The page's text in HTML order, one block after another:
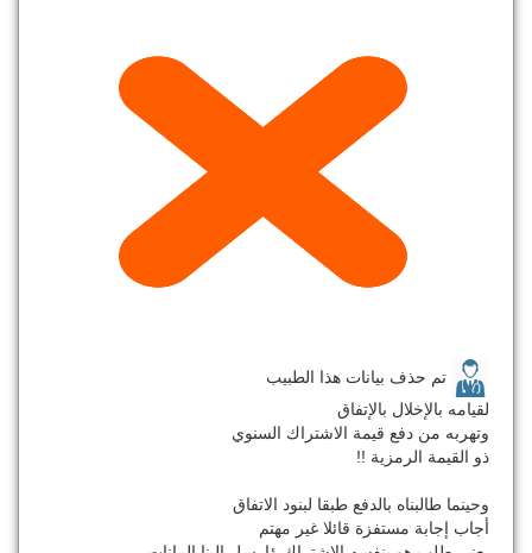
تم حذف بيانات هذا الطبيب
لقيامه بالإخلال بالإتفاق
وتهربه من دفع قيمة الاشتراك السنوي
ذو القيمة الرمزية !!
وحينما طالبناه بالدفع طبقا لبنود الاتفاق
أجاب إجابة مستفزة قائلا غير مهتم